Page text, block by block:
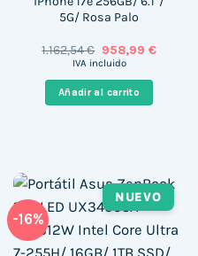
5G/ Rosa Palo
1.162,54€ El
precio
era:
1.162,54 €.
958,99 €El
IVA incluido
Añadir al carrito
-16%
NUEVO